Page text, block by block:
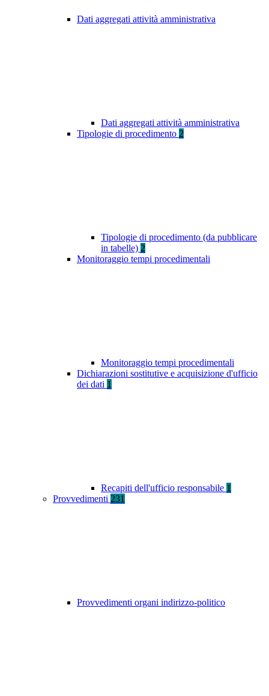
Dati aggregati attività amministrativa
Dati aggregati attività amministrativa
Tipologie di procedimento 2
Tipologie di procedimento (da pubblicare
in tabelle) 2
Monitoraggio tempi procedimentali
Monitoraggio tempi procedimentali
Dichiarazioni sostitutive e acquisizione d'ufficio
dei dati 1
Recapiti dell'ufficio responsabile 1
Provvedimenti 231
Provvedimenti organi indirizzo-politico